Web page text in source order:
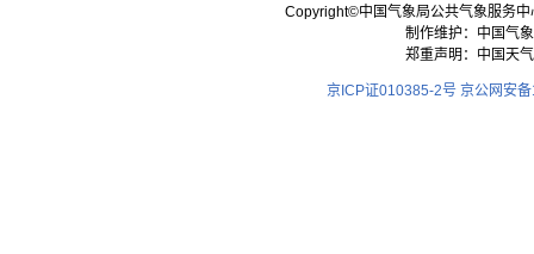
Copyright©中国气象局公共气象服务
制作维护：中国气
郑重声明：中国天
京ICP证010385-2号 京公网安